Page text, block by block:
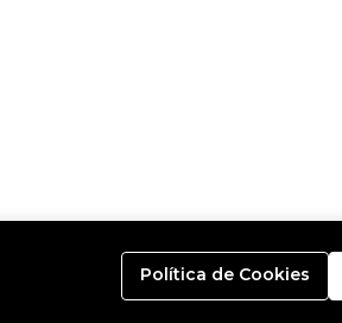
Política de Cookies